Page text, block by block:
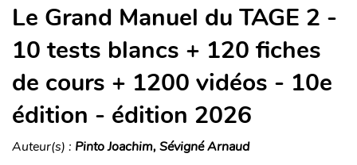
Le Grand Manuel du TAGE 2 -
10 tests blancs + 120 fiches
de cours + 1200 vidéos - 10e
édition - édition 2026
Auteur(s) : Pinto Joachim, Sévigné Arnaud